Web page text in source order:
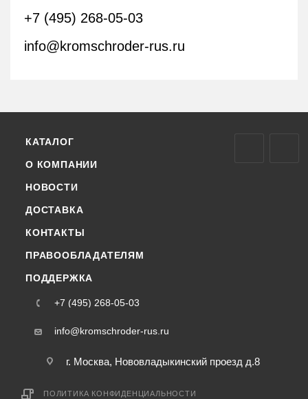
+7 (495) 268-05-03
info@kromschroder-rus.ru
КАТАЛОГ
О КОМПАНИИ
НОВОСТИ
ДОСТАВКА
КОНТАКТЫ
ПРАВООБЛАДАТЕЛЯМ
ПОДДЕРЖКА
+7 (495) 268-05-03
info@kromschroder-rus.ru
г. Москва, Нововладыкинский проезд д.8
ПОЛИТИКА КОНФИДЕНЦИАЛЬНОСТИ